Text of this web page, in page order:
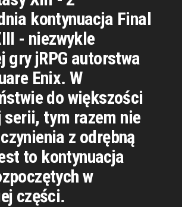
kontynuacja Final
- niezwykle
gry jRPG autorstwa
Enix. W
do większości
serii, tym razem nie
z odrębną
to kontynuacja
w
części.